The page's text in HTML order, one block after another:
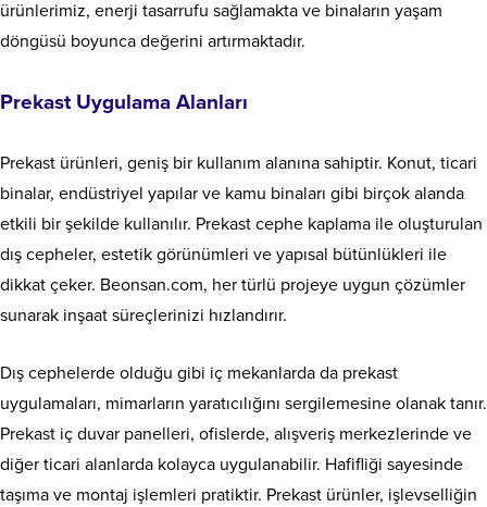
ürünlerimiz, enerji tasarrufu sağlamakta ve binaların yaşam
döngüsü boyunca değerini artırmaktadır.
Prekast Uygulama Alanları
Prekast ürünleri, geniş bir kullanım alanına sahiptir. Konut, ticari
binalar, endüstriyel yapılar ve kamu binaları gibi birçok alanda
etkili bir şekilde kullanılır. Prekast cephe kaplama ile oluşturulan
dış cepheler, estetik görünümleri ve yapısal bütünlükleri ile
dikkat çeker. Beonsan.com, her türlü projeye uygun çözümler
sunarak inşaat süreçlerinizi hızlandırır.
Dış cephelerde olduğu gibi iç mekanlarda da prekast
uygulamaları, mimarların yaratıcılığını sergilemesine olanak tanır.
Prekast iç duvar panelleri, ofislerde, alışveriş merkezlerinde ve
diğer ticari alanlarda kolayca uygulanabilir. Hafifliği sayesinde
taşıma ve montaj işlemleri pratiktir. Prekast ürünler, işlevselliğin